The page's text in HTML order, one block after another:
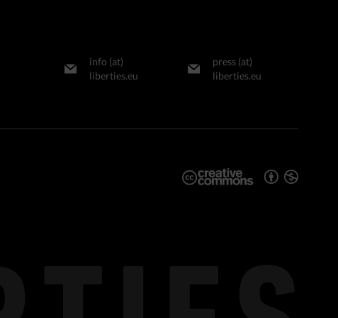
info (at)
liberties.eu
press (at)
liberties.eu